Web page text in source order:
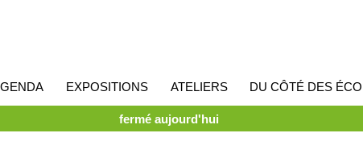
EXPOSITIONS ATELIERS DU CÔTÉ DES
fermé aujourd'hui